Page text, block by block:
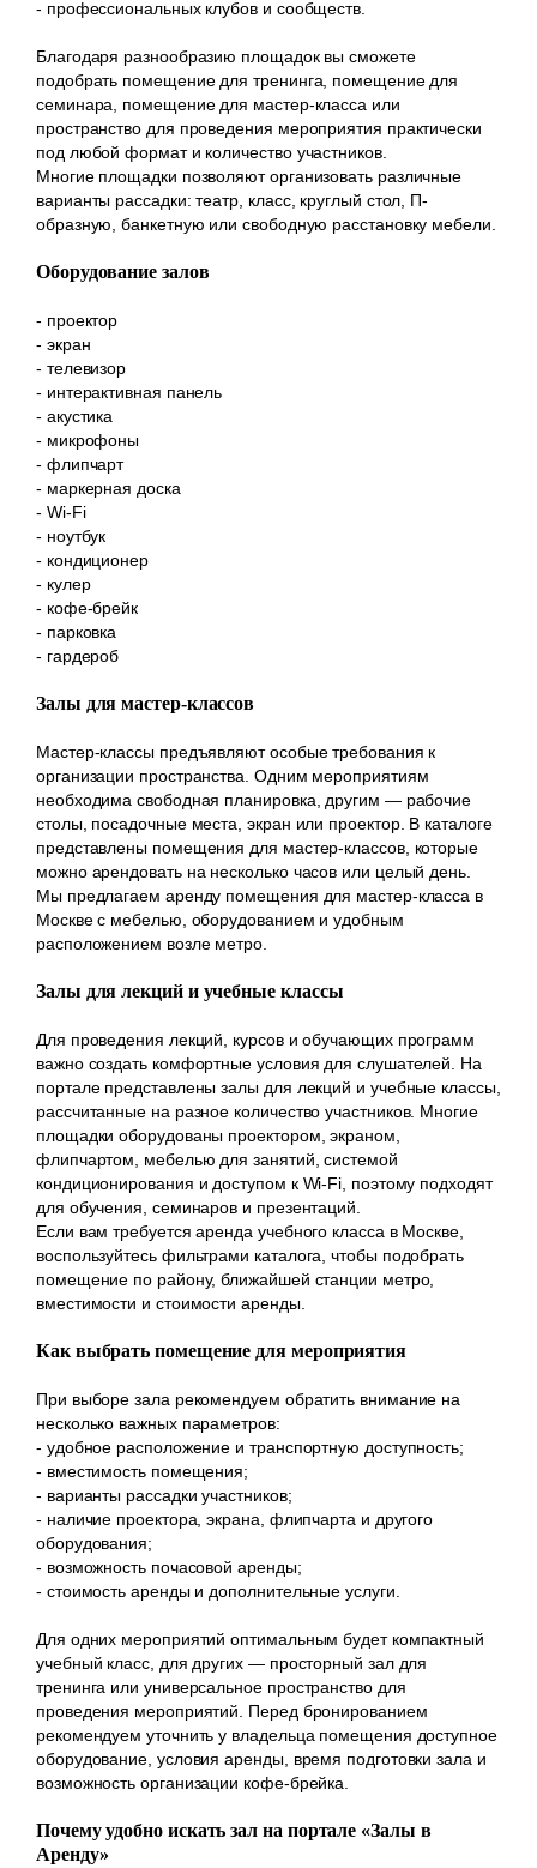
- профессиональных клубов и сообществ.
Благодаря разнообразию площадок вы сможете
подобрать помещение для тренинга, помещение для
семинара, помещение для мастер-класса или
пространство для проведения мероприятия практически
под любой формат и количество участников.
Многие площадки позволяют организовать различные
варианты рассадки: театр, класс, круглый стол, П-
образную, банкетную или свободную расстановку мебели.
Оборудование залов
- проектор
- экран
- телевизор
- интерактивная панель
- акустика
- микрофоны
- флипчарт
- маркерная доска
- Wi-Fi
- ноутбук
- кондиционер
- кулер
- кофе-брейк
- парковка
- гардероб
Залы для мастер-классов
Мастер-классы предъявляют особые требования к
организации пространства. Одним мероприятиям
необходима свободная планировка, другим — рабочие
столы, посадочные места, экран или проектор. В каталоге
представлены помещения для мастер-классов, которые
можно арендовать на несколько часов или целый день.
Мы предлагаем аренду помещения для мастер-класса в
Москве с мебелью, оборудованием и удобным
расположением возле метро.
Залы для лекций и учебные классы
Для проведения лекций, курсов и обучающих программ
важно создать комфортные условия для слушателей. На
портале представлены залы для лекций и учебные классы,
рассчитанные на разное количество участников. Многие
площадки оборудованы проектором, экраном,
флипчартом, мебелью для занятий, системой
кондиционирования и доступом к Wi-Fi, поэтому подходят
для обучения, семинаров и презентаций.
Если вам требуется аренда учебного класса в Москве,
воспользуйтесь фильтрами каталога, чтобы подобрать
помещение по району, ближайшей станции метро,
вместимости и стоимости аренды.
Как выбрать помещение для мероприятия
При выборе зала рекомендуем обратить внимание на
несколько важных параметров:
- удобное расположение и транспортную доступность;
- вместимость помещения;
- варианты рассадки участников;
- наличие проектора, экрана, флипчарта и другого
оборудования;
- возможность почасовой аренды;
- стоимость аренды и дополнительные услуги.
Для одних мероприятий оптимальным будет компактный
учебный класс, для других — просторный зал для
тренинга или универсальное пространство для
проведения мероприятий. Перед бронированием
рекомендуем уточнить у владельца помещения доступное
оборудование, условия аренды, время подготовки зала и
возможность организации кофе-брейка.
Почему удобно искать зал на портале «Залы в
Аренду»